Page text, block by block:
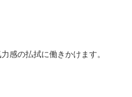
感の払拭に働きかけます。